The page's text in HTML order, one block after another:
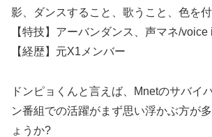
影、ダンスすること、歌うこと、色を
【特技】アーバンダンス、声マネ/voice
【経歴】元X1メンバー
ドンピョくんと言えば、Mnetのサバイ
ン番組での活躍がまず思い浮かぶ方が
ょうか?